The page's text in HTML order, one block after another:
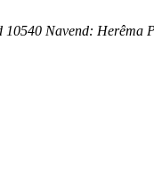
Navend: Herêma